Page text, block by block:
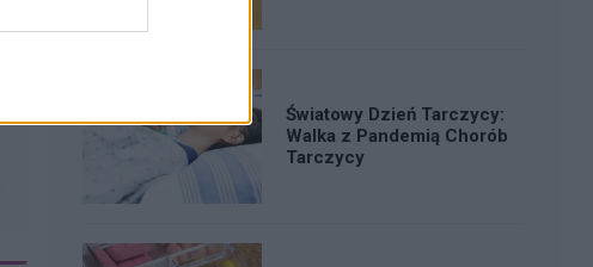
Światowy Dzień Tarczycy:
Walka z Pandemią Chorób
Tarczycy